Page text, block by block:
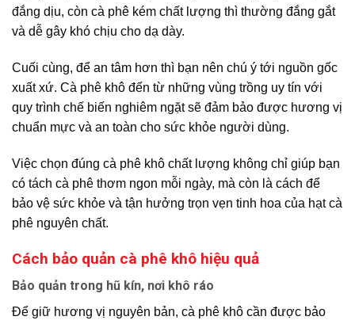
đắng dịu, còn cà phê kém chất lượng thì thường đắng gắt
và dễ gây khó chịu cho dạ dày.
Cuối cùng, để an tâm hơn thì bạn nên chú ý tới nguồn gốc
xuất xứ. Cà phê khô đến từ những vùng trồng uy tín với
quy trình chế biến nghiêm ngặt sẽ đảm bảo được hương vị
chuẩn mực và an toàn cho sức khỏe người dùng.
Việc chọn đúng cà phê khô chất lượng không chỉ giúp bạn
có tách cà phê thơm ngon mỗi ngày, mà còn là cách để
bảo vệ sức khỏe và tận hưởng trọn vẹn tinh hoa của hạt cà
phê nguyên chất.
Cách bảo quản cà phê khô hiệu quả
Bảo quản trong hũ kín, nơi khô ráo
Để giữ hương vị nguyên bản, cà phê khô cần được bảo